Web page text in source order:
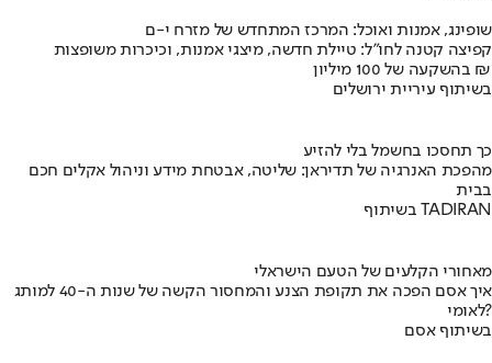
שופינג, אמנות ואוכל: המרכז המתחדש של מזרח י-ם
קפיצה קטנה לחו"ל: טיילת חדשה, מיצגי אמנות, וכיכרות משופצות
בהשקעה של 100 מיליון ₪
בשיתוף עיריית ירושלים
כך תחסכו בחשמל בלי להזיע
מהפכת האנרגיה של תדיראן: שליטה, אבטחת מידע וניהול אקלים חכם
בבית
בשיתוף TADIRAN
מאחורי הקלעים של הטעם הישראלי
איך אסם הפכה את תקופת הצנע והמחסור הקשה של שנות ה-40 למותג
לאומי?
בשיתוף אסם